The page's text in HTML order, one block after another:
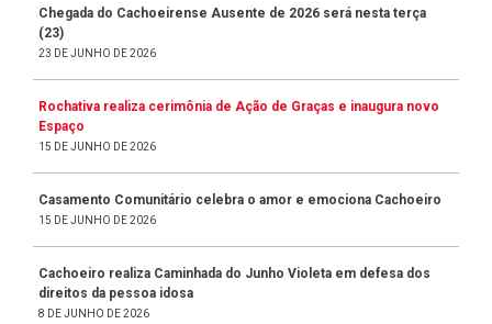
Chegada do Cachoeirense Ausente de 2026 será nesta terça
(23)
23 DE JUNHO DE 2026
Rochativa realiza cerimônia de Ação de Graças e inaugura novo
Espaço
15 DE JUNHO DE 2026
Casamento Comunitário celebra o amor e emociona Cachoeiro
15 DE JUNHO DE 2026
Cachoeiro realiza Caminhada do Junho Violeta em defesa dos
direitos da pessoa idosa
8 DE JUNHO DE 2026